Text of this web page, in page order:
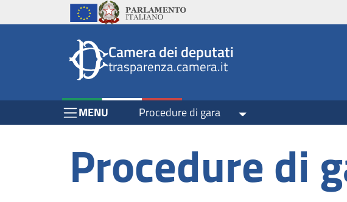
Salta al contenuto principale
Salta al menu di navigazione
top
Istituzioni
Unione EuropeaParlamento Italiano
Camera dei deputati
trasparenza.camera.it
Menu Bar block
MENU Procedure di gara Toggle Dropdown
Procedure di
Salta al contenuto principale
Salta al menu di navigazione
Vai a inizio pagina